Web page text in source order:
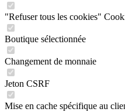
"Refuser tous les cookies"
Boutique sélectionnée
Changement de monnaie
Jeton CSRF
Mise en cache spécifique au